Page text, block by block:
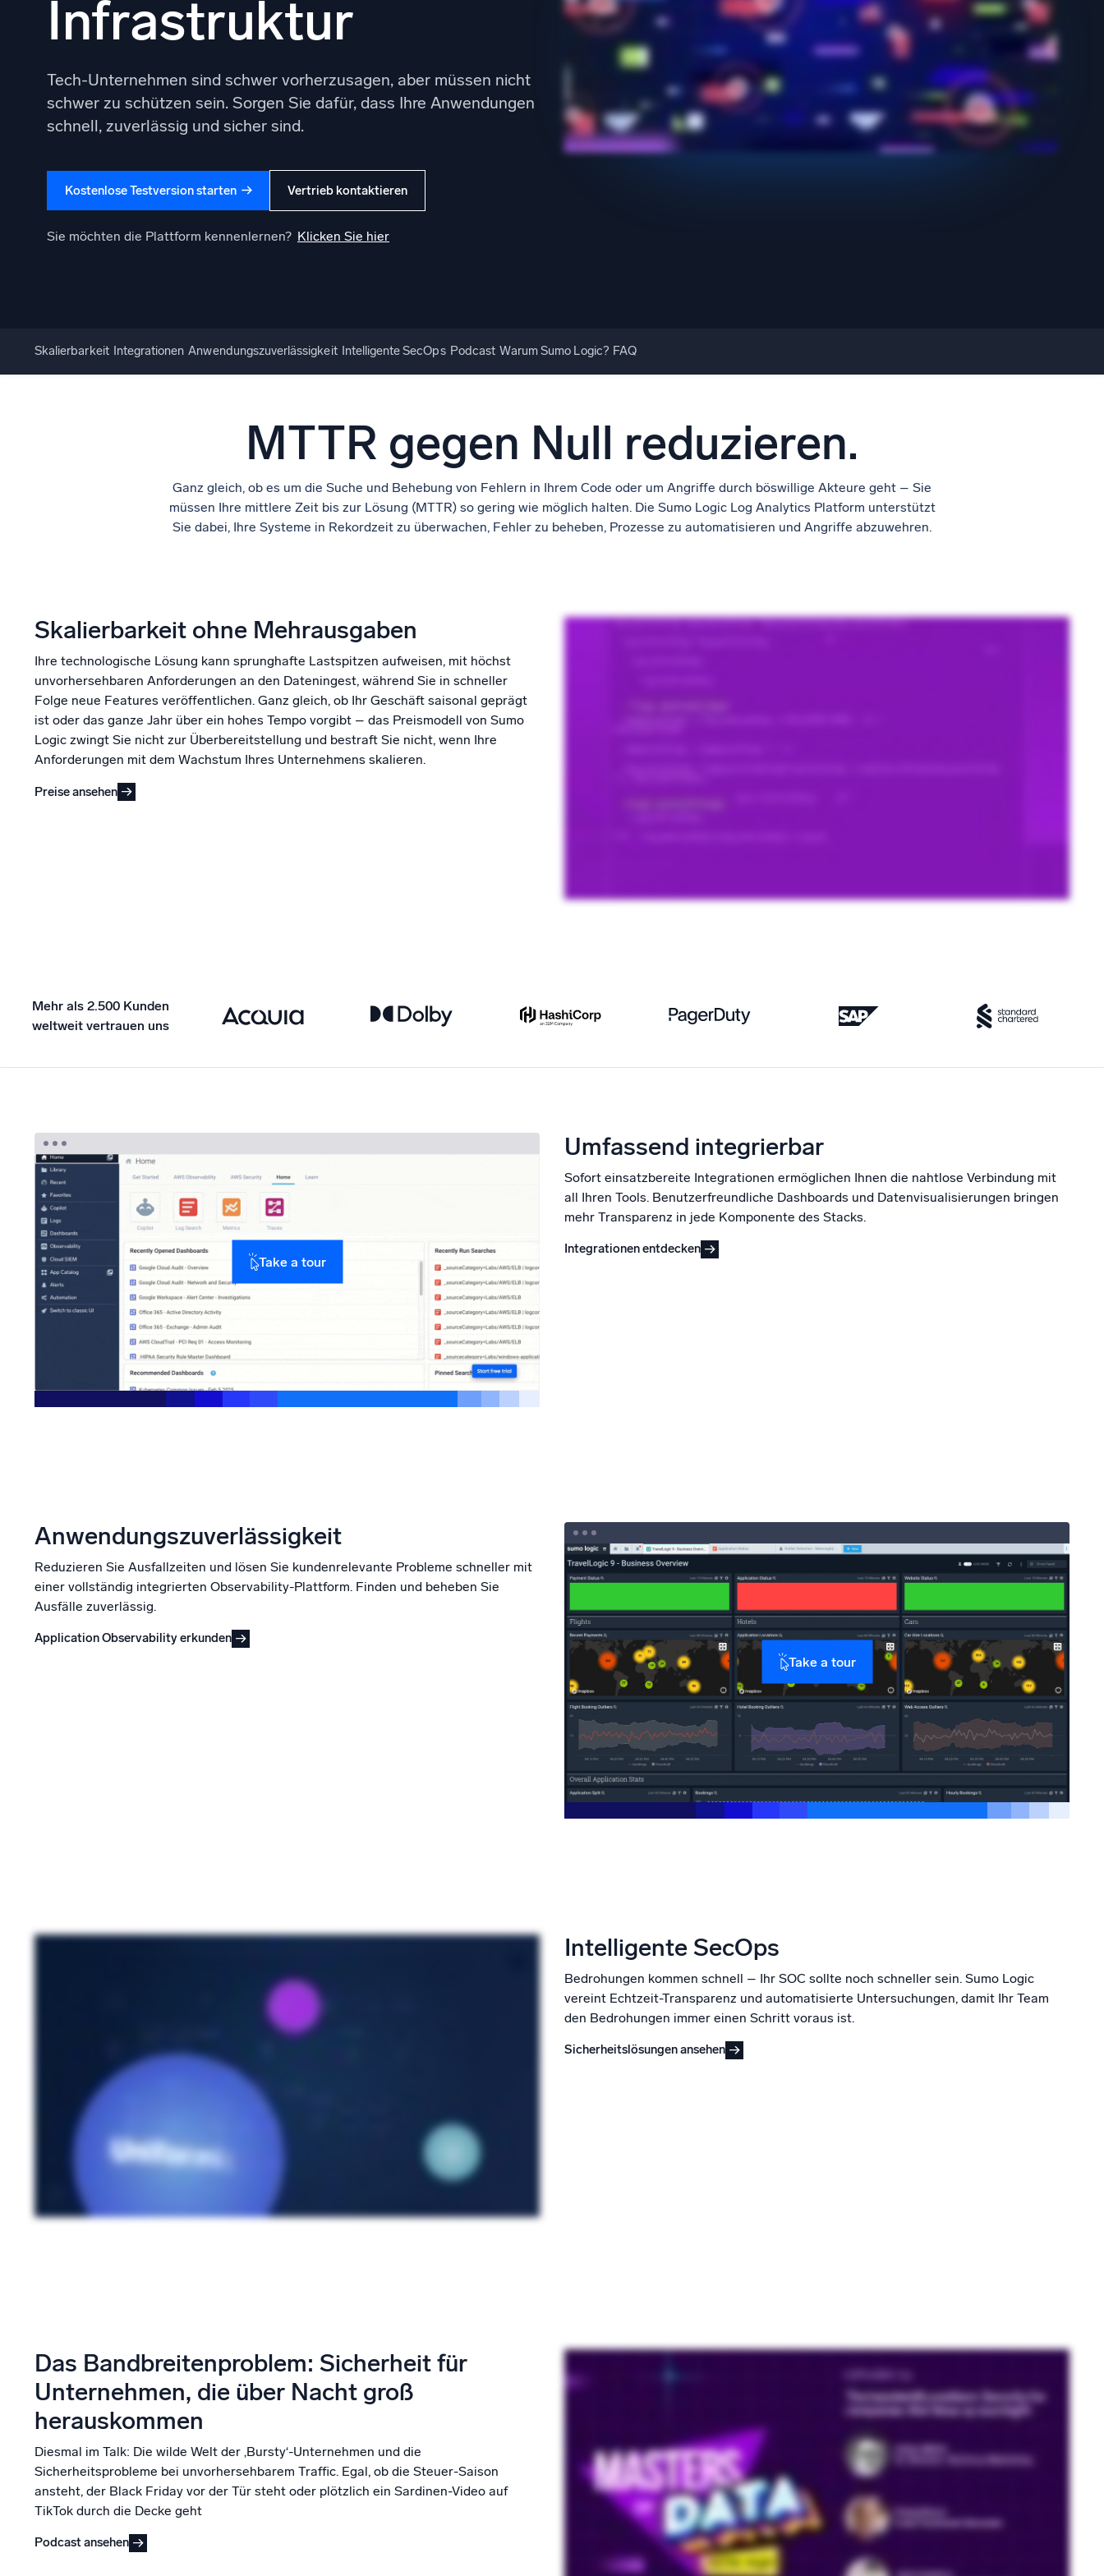
Leistungsstarke Integrationen Zertifizierungen
Infrastruktur
Tech-Unternehmen sind schwer vorherzusagen, aber müssen nicht
schwer zu schützen sein. Sorgen Sie dafür, dass Ihre Anwendungen
schnell, zuverlässig und sicher sind.
Kostenlose Testversion starten Vertrieb kontaktieren
Sie möchten die Plattform kennenlernen? Klicken Sie hier
Skalierbarkeit Integrationen Anwendungszuverlässigkeit Intelligente SecOps Podcast Warum Sumo Logic? FAQ
MTTR gegen Null reduzieren.
Ganz gleich, ob es um die Suche und Behebung von Fehlern in Ihrem Code oder um Angriffe durch böswillige Akteure geht – Sie
müssen Ihre mittlere Zeit bis zur Lösung (MTTR) so gering wie möglich halten. Die Sumo Logic Log Analytics Platform unterstützt
Sie dabei, Ihre Systeme in Rekordzeit zu überwachen, Fehler zu beheben, Prozesse zu automatisieren und Angriffe abzuwehren.
Skalierbarkeit ohne Mehrausgaben
Ihre technologische Lösung kann sprunghafte Lastspitzen aufweisen, mit höchst
unvorhersehbaren Anforderungen an den Dateningest, während Sie in schneller
Folge neue Features veröffentlichen. Ganz gleich, ob Ihr Geschäft saisonal geprägt
ist oder das ganze Jahr über ein hohes Tempo vorgibt – das Preismodell von Sumo
Logic zwingt Sie nicht zur Überbereitstellung und bestraft Sie nicht, wenn Ihre
Anforderungen mit dem Wachstum Ihres Unternehmens skalieren.
Preise ansehen
Mehr als 2.500 Kunden
weltweit vertrauen uns
Take a tour
Umfassend integrierbar
Sofort einsatzbereite Integrationen ermöglichen Ihnen die nahtlose Verbindung mit
all Ihren Tools. Benutzerfreundliche Dashboards und Datenvisualisierungen bringen
mehr Transparenz in jede Komponente des Stacks.
Integrationen entdecken
Anwendungszuverlässigkeit
Reduzieren Sie Ausfallzeiten und lösen Sie kundenrelevante Probleme schneller mit
einer vollständig integrierten Observability-Plattform. Finden und beheben Sie
Ausfälle zuverlässig.
Application Observability erkunden
Take a tour
Intelligente SecOps
Bedrohungen kommen schnell – Ihr SOC sollte noch schneller sein. Sumo Logic
vereint Echtzeit-Transparenz und automatisierte Untersuchungen, damit Ihr Team
den Bedrohungen immer einen Schritt voraus ist.
Sicherheitslösungen ansehen
Das Bandbreitenproblem: Sicherheit für
Unternehmen, die über Nacht groß
herauskommen
Diesmal im Talk: Die wilde Welt der ‚Bursty‘-Unternehmen und die
Sicherheitsprobleme bei unvorhersehbarem Traffic. Egal, ob die Steuer-Saison
ansteht, der Black Friday vor der Tür steht oder plötzlich ein Sardinen-Video auf
TikTok durch die Decke geht
Podcast ansehen